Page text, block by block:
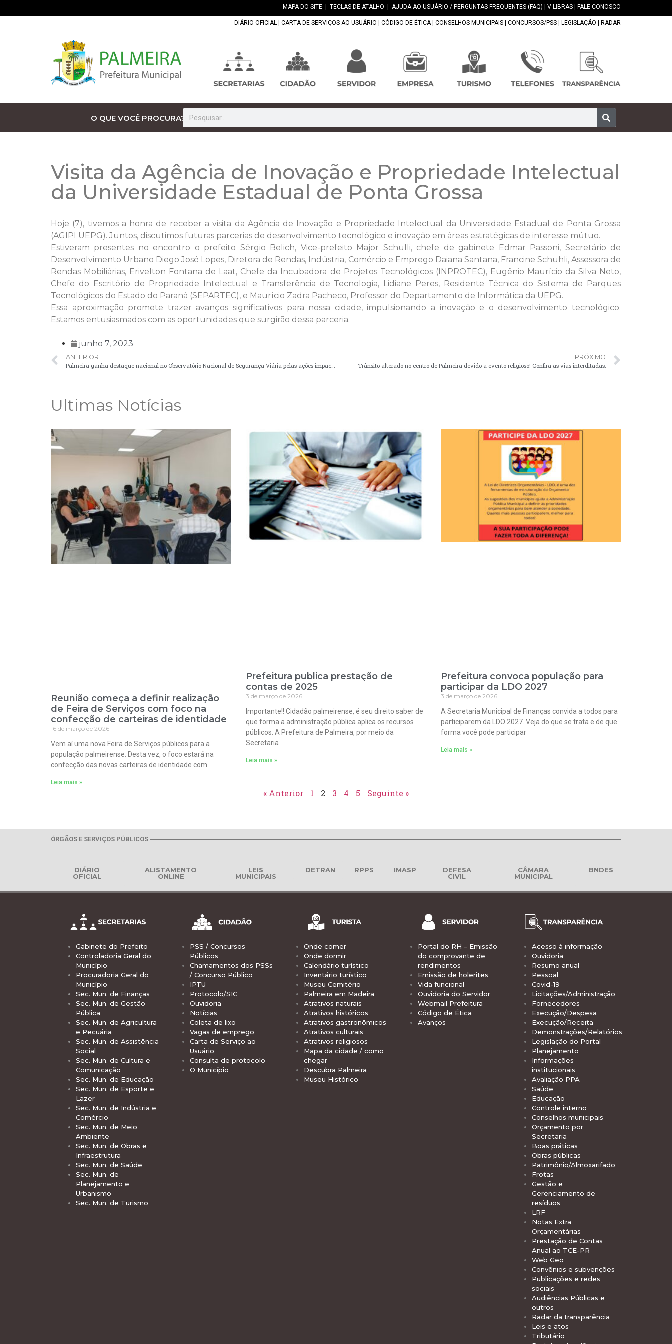
MAPA DO SITE TECLAS DE ATALHO AJUDA AO USUÁRIO / PERGUNTAS FREQUENTES (FAQ) V-LIBRAS FALE CONOSCO
DIÁRIO OFICIAL CARTA DE SERVIÇOS AO USUÁRIO CÓDIGO DE ÉTICA| CONSELHOS MUNICIPAIS CONCURSOS/PSS LEGISLAÇÃO RADAR
O QUE VOCÊ PROCURA?
Visita da Agência de Inovação e Propriedade Intelectual
da Universidade Estadual de Ponta Grossa
Hoje (7), tivemos a honra de receber a visita da Agência de Inovação e Propriedade Intelectual da Universidade Estadual de Ponta Grossa
(AGIPI UEPG). Juntos, discutimos futuras parcerias de desenvolvimento tecnológico e inovação em áreas estratégicas de interesse mútuo.
Estiveram presentes no encontro o prefeito Sérgio Belich, Vice-prefeito Major Schulli, chefe de gabinete Edmar Passoni, Secretário de
Desenvolvimento Urbano Diego José Lopes, Diretora de Rendas, Indústria, Comércio e Emprego Daiana Santana, Francine Schuhli, Assessora de
Rendas Mobiliárias, Erivelton Fontana de Laat, Chefe da Incubadora de Projetos Tecnológicos (INPROTEC), Eugênio Maurício da Silva Neto,
Chefe do Escritório de Propriedade Intelectual e Transferência de Tecnologia, Lidiane Peres, Residente Técnica do Sistema de Parques
Tecnológicos do Estado do Paraná (SEPARTEC), e Maurício Zadra Pacheco, Professor do Departamento de Informática da UEPG.
Essa aproximação promete trazer avanços significativos para nossa cidade, impulsionando a inovação e o desenvolvimento tecnológico.
Estamos entusiasmados com as oportunidades que surgirão dessa parceria.
junho 7, 2023
ANTERIOR
Palmeira ganha destaque nacional no Observatório Nacional de Segurança Viária pelas ações impactantes do Maio Amarelo 2023
PRÓXIMO
Trânsito alterado no centro de Palmeira devido a evento religioso! Confira as vias interditadas:
Ultimas Notícias
Reunião começa a definir realização
de Feira de Serviços com foco na
confecção de carteiras de identidade
16 de março de 2026
Vem aí uma nova Feira de Serviços públicos para a
população palmeirense. Desta vez, o foco estará na
confecção das novas carteiras de identidade com
Leia mais »
Prefeitura publica prestação de
contas de 2025
3 de março de 2026
Importante!! Cidadão palmeirense, é seu direito saber de
que forma a administração pública aplica os recursos
públicos. A Prefeitura de Palmeira, por meio da
Secretaria
Leia mais »
Prefeitura convoca população para
participar da LDO 2027
3 de março de 2026
A Secretaria Municipal de Finanças convida a todos para
participarem da LDO 2027. Veja do que se trata e de que
forma você pode participar
Leia mais »
« Anterior 1 2 3 4 5 Seguinte »
ÓRGÃOS E SERVIÇOS PÚBLICOS
DIÁRIO
OFICIAL
ALISTAMENTO
ONLINE
LEIS
MUNICIPAIS
DETRAN RPPS IMASP
DEFESA
CIVIL
CÂMARA
MUNICIPAL
BNDES
Gabinete do Prefeito
Controladoria Geral do
Município
Procuradoria Geral do
Município
Sec. Mun. de Finanças
Sec. Mun. de Gestão
Pública
Sec. Mun. de Agricultura
e Pecuária
Sec. Mun. de Assistência
Social
Sec. Mun. de Cultura e
Comunicação
Sec. Mun. de Educação
Sec. Mun. de Esporte e
Lazer
Sec. Mun. de Indústria e
Comércio
Sec. Mun. de Meio
Ambiente
Sec. Mun. de Obras e
Infraestrutura
Sec. Mun. de Saúde
Sec. Mun. de
Planejamento e
Urbanismo
Sec. Mun. de Turismo
PSS / Concursos
Públicos
Chamamentos dos PSSs
/ Concurso Público
IPTU
Protocolo/SIC
Ouvidoria
Notícias
Coleta de lixo
Vagas de emprego
Carta de Serviço ao
Usuário
Consulta de protocolo
O Município
Onde comer
Onde dormir
Calendário turístico
Inventário turístico
Museu Cemitério
Palmeira em Madeira
Atrativos naturais
Atrativos históricos
Atrativos gastronômicos
Atrativos culturais
Atrativos religiosos
Mapa da cidade / como
chegar
Descubra Palmeira
Museu Histórico
Portal do RH – Emissão
do comprovante de
rendimentos
Emissão de holerites
Vida funcional
Ouvidoria do Servidor
Webmail Prefeitura
Código de Ética
Avanços
Acesso à informação
Ouvidoria
Resumo anual
Pessoal
Covid-19
Licitações/Administração
Fornecedores
Execução/Despesa
Execução/Receita
Demonstrações/Relatórios
Legislação do Portal
Planejamento
Informações
institucionais
Avaliação PPA
Saúde
Educação
Controle interno
Conselhos municipais
Orçamento por
Secretaria
Boas práticas
Obras públicas
Patrimônio/Almoxarifado
Frotas
Gestão e
Gerenciamento de
resíduos
LRF
Notas Extra
Orçamentárias
Prestação de Contas
Anual ao TCE-PR
Web Geo
Convênios e subvenções
Publicações e redes
sociais
Audiências Públicas e
outros
Radar da transparência
Leis e atos
Tributário